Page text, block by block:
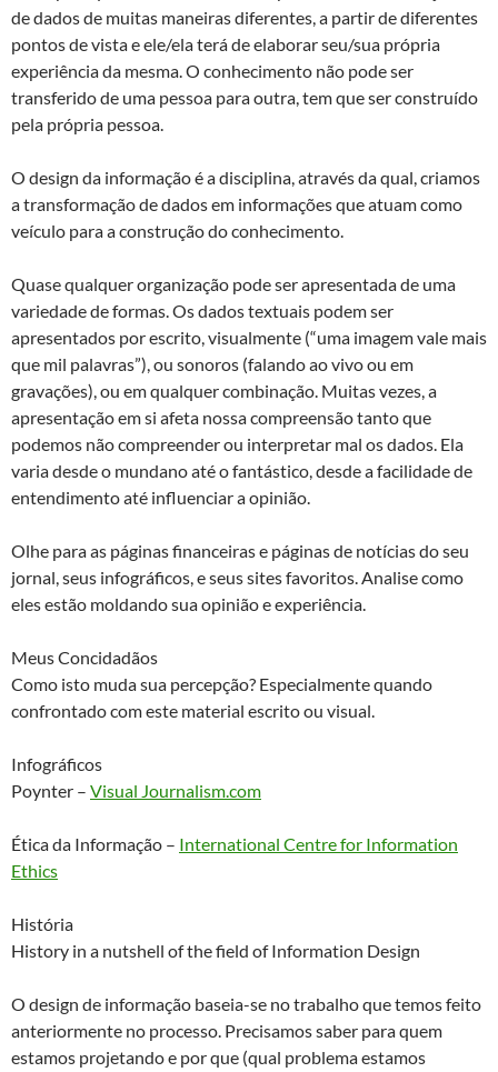
de dados de muitas maneiras diferentes, a partir de diferentes
pontos de vista e ele/ela terá de elaborar seu/sua própria
experiência da mesma. O conhecimento não pode ser
transferido de uma pessoa para outra, tem que ser construído
pela própria pessoa.
O design da informação é a disciplina, através da qual, criamos
a transformação de dados em informações que atuam como
veículo para a construção do conhecimento.
Quase qualquer organização pode ser apresentada de uma
variedade de formas. Os dados textuais podem ser
apresentados por escrito, visualmente (“uma imagem vale mais
que mil palavras”), ou sonoros (falando ao vivo ou em
gravações), ou em qualquer combinação. Muitas vezes, a
apresentação em si afeta nossa compreensão tanto que
podemos não compreender ou interpretar mal os dados. Ela
varia desde o mundano até o fantástico, desde a facilidade de
entendimento até influenciar a opinião.
Olhe para as páginas financeiras e páginas de notícias do seu
jornal, seus infográficos, e seus sites favoritos. Analise como
eles estão moldando sua opinião e experiência.
Meus Concidadãos
Como isto muda sua percepção? Especialmente quando
confrontado com este material escrito ou visual.
Infográficos
Poynter – Visual Journalism.com
Ética da Informação – International Centre for Information
Ethics
História
History in a nutshell of the field of Information Design
O design de informação baseia-se no trabalho que temos feito
anteriormente no processo. Precisamos saber para quem
estamos projetando e por que (qual problema estamos